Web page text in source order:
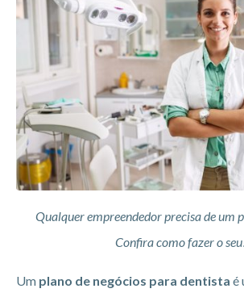
Qualquer empreendedor precisa de um
Confira como fazer o
Um plano de negócios para dentista é